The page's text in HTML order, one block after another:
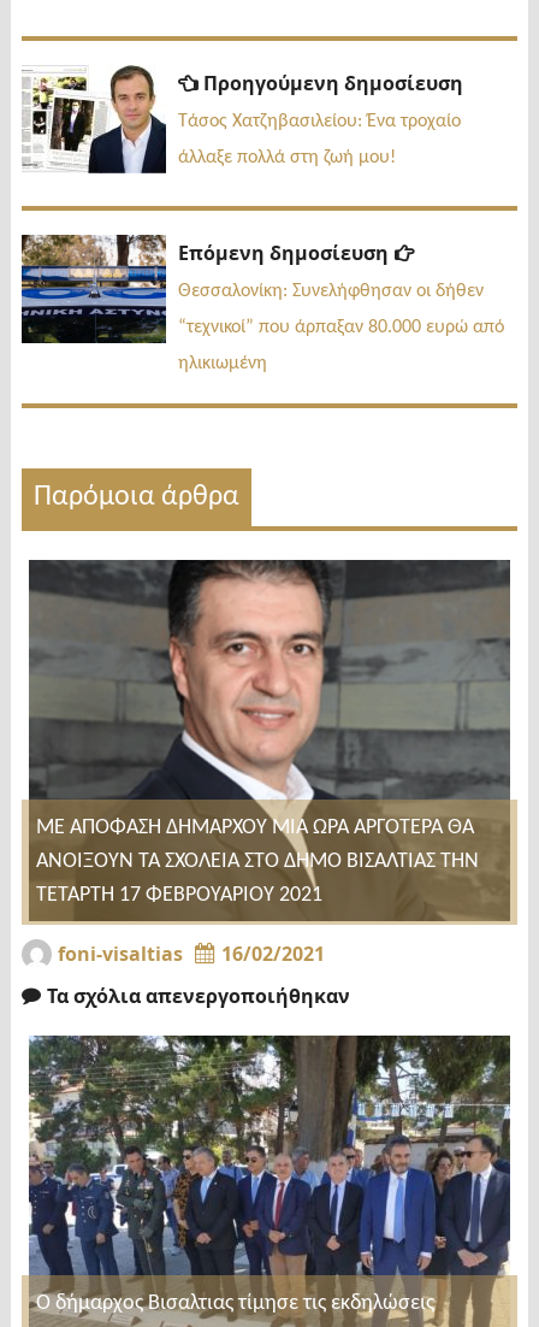
Πλοήγηση
άρθρων
Προηγούμενη δημοσίευση
Τάσος Χατζηβασιλείου: Ένα τροχαίο
άλλαξε πολλά στη ζωή μου!
Επόμενη δημοσίευση
Επόμενη
Θεσσαλονίκη: Συνελήφθησαν οι δήθεν
“τεχνικοί” που άρπαξαν 80.000 ευρώ από
ηλικιωμένη
Παρόμοια άρθρα
ΜΕ ΑΠΟΦΑΣΗ ΔΗΜΑΡΧΟΥ ΜΙΑ ΩΡΑ ΑΡΓΟΤΕΡΑ ΘΑ
ΑΝΟΙΞΟΥΝ ΤΑ ΣΧΟΛΕΙΑ ΣΤΟ ΔΗΜΟ ΒΙΣΑΛΤΙΑΣ ΤΗΝ
ΤΕΤΑΡΤΗ 17 ΦΕΒΡΟΥΑΡΙΟΥ 2021
foni-visaltias
16/02/2021
Τα σχόλια απενεργοποιήθηκαν
Ο δήμαρχος Βισαλτιας τίμησε τις εκδηλώσεις